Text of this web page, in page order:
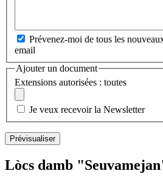
Prévenez-moi de tous les
email
Ajouter un document
Extensions autorisées : toutes
Je veux recevoir la Newsletter
Lòcs damb